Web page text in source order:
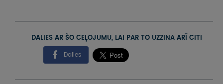
DALIES AR ŠO CEĻOJUMU, LAI PAR TO UZZINA ARĪ CITI
Dalies